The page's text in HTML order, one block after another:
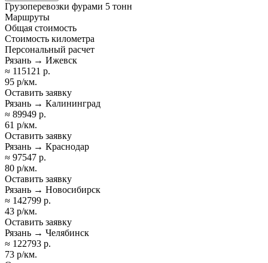
Грузоперевозки фурами 5 тонн
Маршруты
Общая стоимость
Стоимость километра
Персональный расчет
Рязань → Ижевск
≈ 115121 р.
95 р/км.
Оставить заявку
Рязань → Калининград
≈ 89949 р.
61 р/км.
Оставить заявку
Рязань → Краснодар
≈ 97547 р.
80 р/км.
Оставить заявку
Рязань → Новосибирск
≈ 142799 р.
43 р/км.
Оставить заявку
Рязань → Челябинск
≈ 122793 р.
73 р/км.